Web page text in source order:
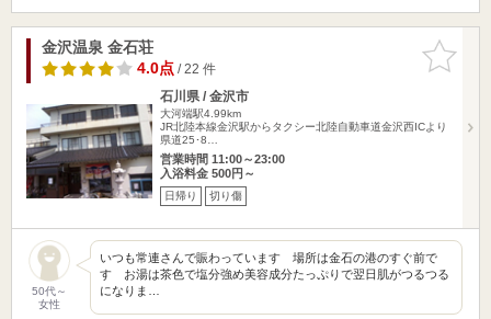
お気に入
りに追加
金沢温泉 金石荘
4.0点/ 22 件
石川県 / 金沢市
大河端駅4.99km
JR北陸本線金沢駅からタクシー北陸自動車道金沢西ICより
県道25･8…
営業時間 11:00～23:00
入浴料金 500円～
日帰り 切り傷
50代～
女性
いつも常連さんで賑わっています 場所は金石の港のすぐ前で
す お湯は茶色で塩分強め美容成分たっぷりで翌日肌がつるつる
になりま…